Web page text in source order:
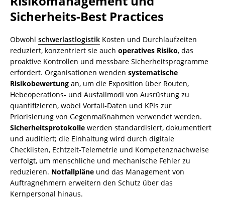
Sicherheits-Best Practices
Obwohl schwerlastlogistik Kosten und Durchlaufzeiten
reduziert, konzentriert sie auch operatives Risiko, das
proaktive Kontrollen und messbare Sicherheitsprogramme
erfordert. Organisationen wenden systematische
Risikobewertung an, um die Exposition über Routen,
Hebeoperations- und Ausfallmodi von Ausrüstung zu
quantifizieren, wobei Vorfall‑Daten und KPIs zur
Priorisierung von Gegenmaßnahmen verwendet werden.
Sicherheitsprotokolle werden standardisiert, dokumentiert
und auditiert; die Einhaltung wird durch digitale
Checklisten, Echtzeit‑Telemetrie und Kompetenznachweise
verfolgt, um menschliche und mechanische Fehler zu
reduzieren. Notfallpläne und das Management von
Auftragnehmern erweitern den Schutz über das
Kernpersonal hinaus.